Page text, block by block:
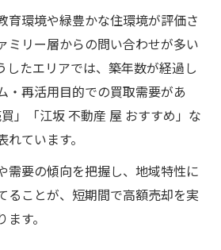
育環境や緑豊かな住環境が評価さ
ミリー層からの問い合わせが多い
したエリアでは、築年数が経過し
・再活用目的での買取需要があ
」「江坂 不動産 屋 おすすめ」な
ています。
需要の傾向を把握し、地域特性に
ることが、短期間で高額売却を実
す。